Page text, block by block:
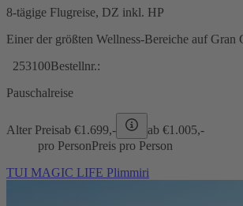
8-tägige Flugreise, DZ inkl. HP
Einer der größten Wellness-Bereiche auf Gran
253100Bestellnr.:
Pauschalreise
Alter Preisab €1.699,- ab €1.005,-
pro PersonPreis pro Person
TUI MAGIC LIFE Plimmiri